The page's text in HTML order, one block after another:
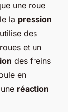
une roue
la pression
des
et un
des freins
en
réaction